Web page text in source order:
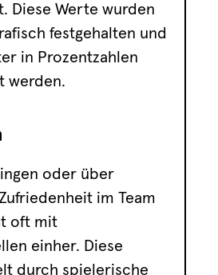
Diese Werte wurden
festgehalten und
in Prozentzahlen
werden.
oder über
im Team
oft mit
einher. Diese
durch spielerische